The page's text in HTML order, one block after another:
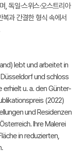
일·스위스·오스트리아
과 간결한 형식 속에서
lebt und arbeitet in
und schloss
erhielt u. a. den Günter-
(2022)
und Residenzen
Ihre Malerei
in reduzierten,